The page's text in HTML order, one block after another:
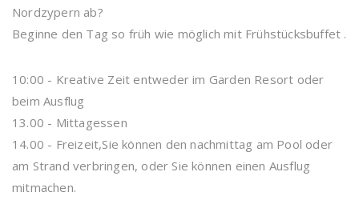
Nordzypern ab?
Beginne den Tag so früh wie möglich mit Frühstücksbuffet .
10:00 - Kreative Zeit entweder im Garden Resort oder
beim Ausflug
13.00 - Mittagessen
14.00 - Freizeit,Sie können den nachmittag am Pool oder
am Strand verbringen, oder Sie können einen Ausflug
mitmachen.